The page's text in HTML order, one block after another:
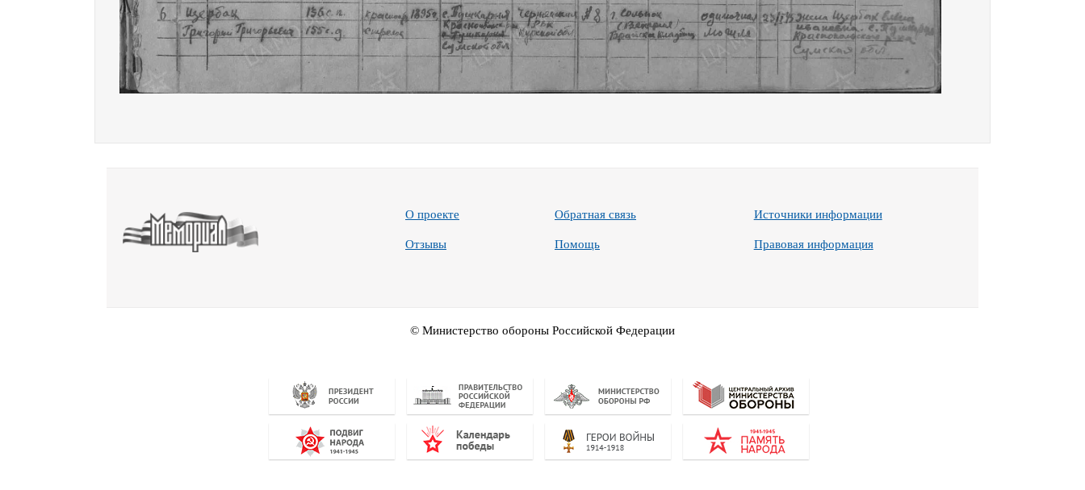
О проекте
Отзывы
Обратная связь
Помощь
Источники информации
Правовая информация
© Министерство обороны Российской Федерации